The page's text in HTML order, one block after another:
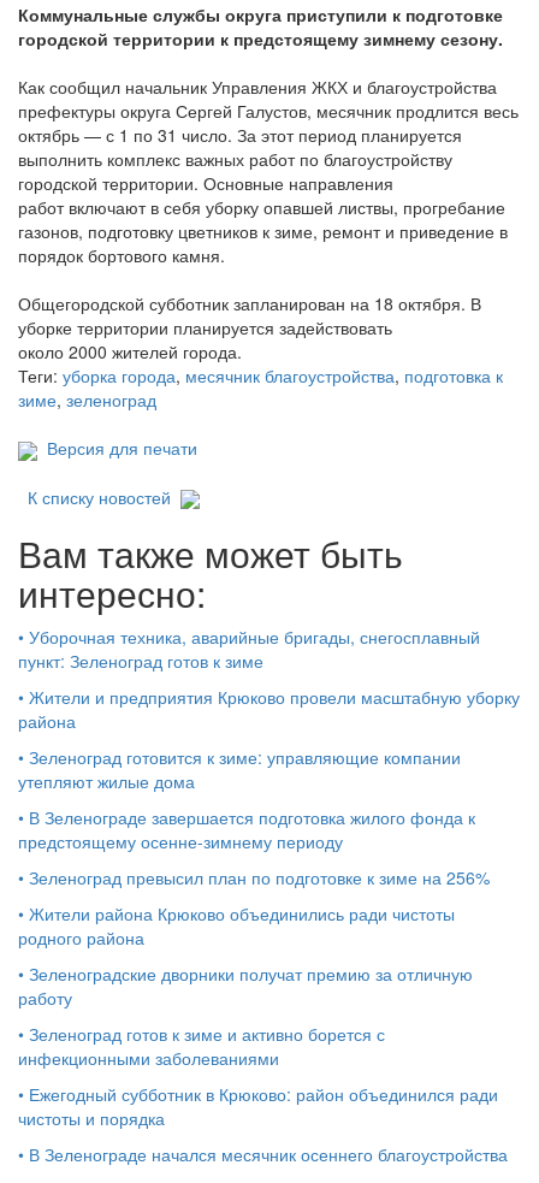
Коммунальные службы округа приступили к подготовке
городской территории к предстоящему зимнему сезону.
Как сообщил начальник Управления ЖКХ и благоустройства
префектуры округа Сергей Галустов, месячник продлится весь
октябрь — с 1 по 31 число. За этот период планируется
выполнить комплекс важных работ по благоустройству
городской территории. Основные направления
работ включают в себя уборку опавшей листвы, прогребание
газонов, подготовку цветников к зиме, ремонт и приведение в
порядок бортового камня.
Общегородской субботник запланирован на 18 октября. В
уборке территории планируется задействовать
около 2000 жителей города.
Теги: уборка города, месячник благоустройства, подготовка к
зиме, зеленоград
Версия для печати
К списку новостей
Вам также может быть
интересно:
• Уборочная техника, аварийные бригады, снегосплавный
пункт: Зеленоград готов к зиме
• Жители и предприятия Крюково провели масштабную уборку
района
• Зеленоград готовится к зиме: управляющие компании
утепляют жилые дома
• В Зеленограде завершается подготовка жилого фонда к
предстоящему осенне-зимнему периоду
• Зеленоград превысил план по подготовке к зиме на 256%
• Жители района Крюково объединились ради чистоты
родного района
• Зеленоградские дворники получат премию за отличную
работу
• Зеленоград готов к зиме и активно борется с
инфекционными заболеваниями
• Ежегодный субботник в Крюково: район объединился ради
чистоты и порядка
• В Зеленограде начался месячник осеннего благоустройства